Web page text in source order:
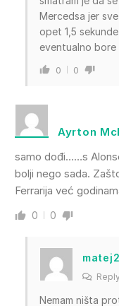
Mercedsa jer
opet 1,5
eventualno bore
0 0
Ayrton
samo dođi……s
bolji nego sada.
Ferrarija već
0 0
Nemam ništa